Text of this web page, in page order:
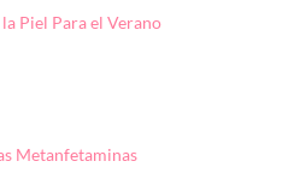
Piel Para el Verano
Metanfetaminas